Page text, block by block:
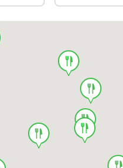
food
food
food
food
food
food